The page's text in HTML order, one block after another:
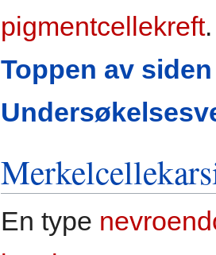
pigmentcellekreft.
Toppen av siden
En type